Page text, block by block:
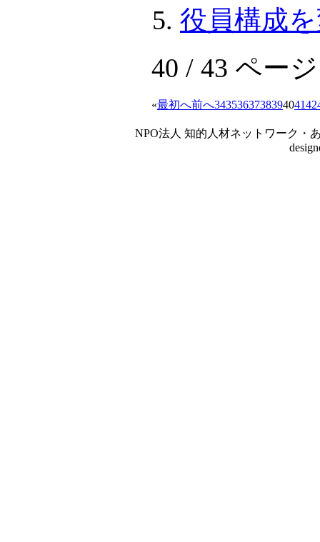
役員構成
40 / 43 ページ
«最初へ前へ343536373839404142
NPO法人 知的人材ネットワーク・